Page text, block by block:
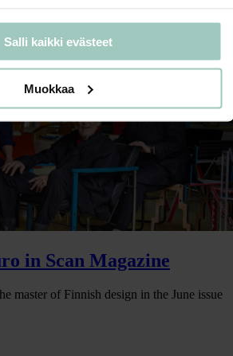
Salli kaikki evästeet
Muokkaa
in Scan Magazine
master of Finnish design in the June issue